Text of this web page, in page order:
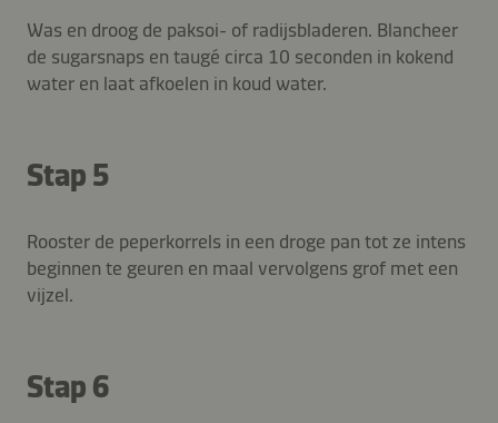
Was en droog de paksoi- of radijsbladeren. Blancheer
de sugarsnaps en taugé circa 10 seconden in kokend
water en laat afkoelen in koud water.
Stap 5
Rooster de peperkorrels in een droge pan tot ze intens
beginnen te geuren en maal vervolgens grof met een
vijzel.
Stap 6